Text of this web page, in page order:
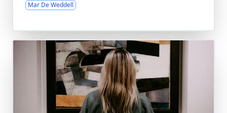
Mar De Weddell